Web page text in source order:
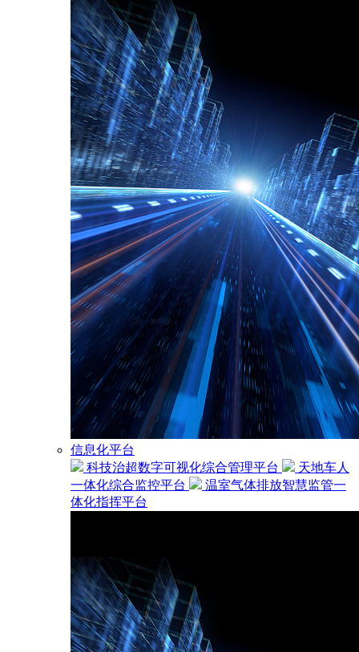
信息化平台
科技治超数字可视化综合管理平台
天地车人
一体化综合监控平台
温室气体排放智慧监管一
体化指挥平台